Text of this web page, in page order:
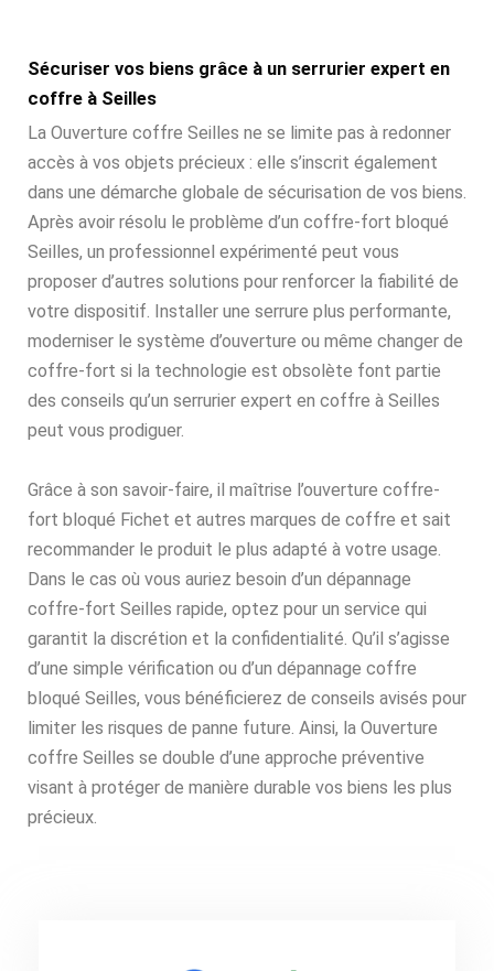
Sécuriser vos biens grâce à un serrurier expert en
coffre à Seilles
La Ouverture coffre Seilles ne se limite pas à redonner
accès à vos objets précieux : elle s’inscrit également
dans une démarche globale de sécurisation de vos biens.
Après avoir résolu le problème d’un coffre-fort bloqué
Seilles, un professionnel expérimenté peut vous
proposer d’autres solutions pour renforcer la fiabilité de
votre dispositif. Installer une serrure plus performante,
moderniser le système d’ouverture ou même changer de
coffre-fort si la technologie est obsolète font partie
des conseils qu’un serrurier expert en coffre à Seilles
peut vous prodiguer.
Grâce à son savoir-faire, il maîtrise l’ouverture coffre-
fort bloqué Fichet et autres marques de coffre et sait
recommander le produit le plus adapté à votre usage.
Dans le cas où vous auriez besoin d’un dépannage
coffre-fort Seilles rapide, optez pour un service qui
garantit la discrétion et la confidentialité. Qu’il s’agisse
d’une simple vérification ou d’un dépannage coffre
bloqué Seilles, vous bénéficierez de conseils avisés pour
limiter les risques de panne future. Ainsi, la Ouverture
coffre Seilles se double d’une approche préventive
visant à protéger de manière durable vos biens les plus
précieux.